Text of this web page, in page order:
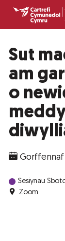
Sut
am
o
Gorffennaf
Sesiynau
Zoom